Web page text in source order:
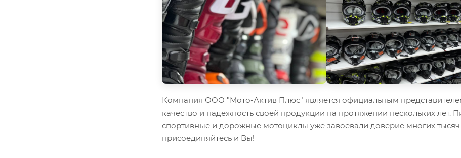
Компания ООО "Мото-Актив Плюс" является официальным
качество и надежность своей продукции на протяжении нескольких лет.
спортивные и дорожные мотоциклы уже завоевали доверие многих
присоединяйтесь и Вы!